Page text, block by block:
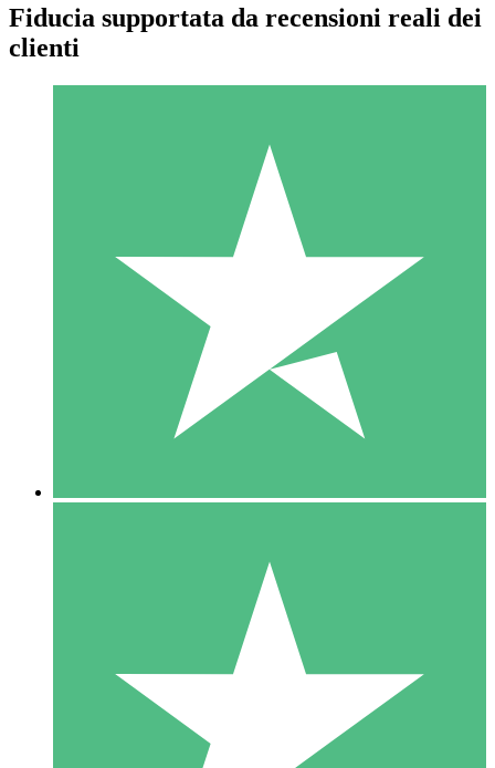
Pacchetti di Crediti Individuali
Paga a consumo con crediti di download. Nessun impegno
1 Download
10
US$1500
10 Download
20
Fiducia supportata da recensioni reali dei
clienti